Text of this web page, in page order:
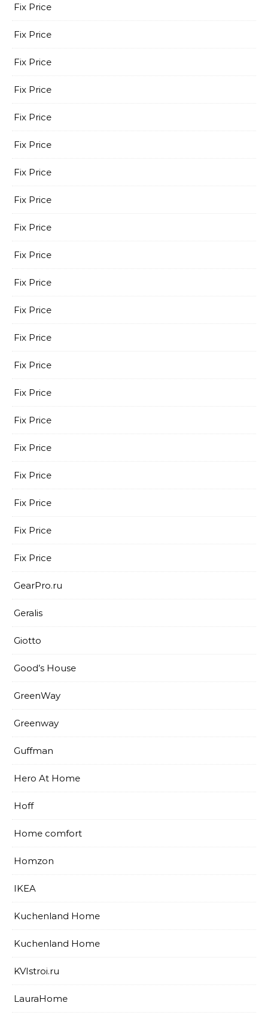
Fix Price
Fix Price
Fix Price
Fix Price
Fix Price
Fix Price
Fix Price
Fix Price
Fix Price
Fix Price
Fix Price
Fix Price
Fix Price
Fix Price
Fix Price
Fix Price
Fix Price
Fix Price
Fix Price
Fix Price
Fix Price
GearPro.ru
Geralis
Giotto
Good’s House
GreenWay
Greenway
Guffman
Hero At Home
Hoff
Home comfort
Homzon
IKEA
Kuchenland Home
Kuchenland Home
KVIstroi.ru
LauraHome